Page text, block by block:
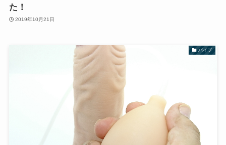
た！
2019年10月21日
バイブ